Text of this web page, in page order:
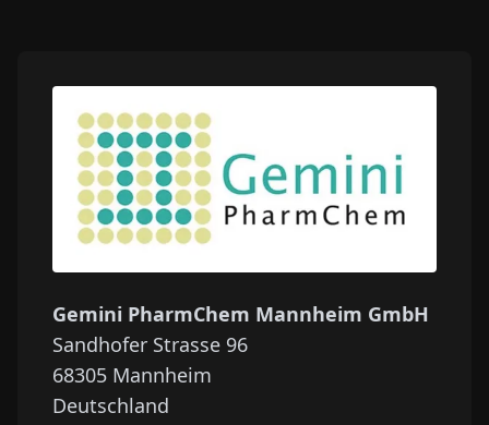
Gemini PharmChem Mannheim GmbH
Sandhofer Strasse 96
68305 Mannheim
Deutschland